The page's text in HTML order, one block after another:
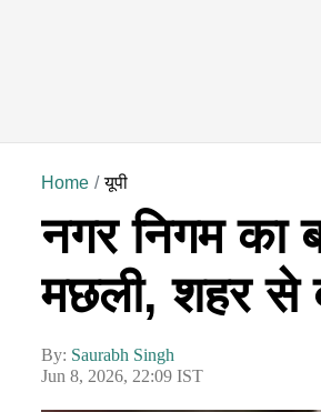
Home यूपी
नगर निगम का
मछली, शहर से
By: Saurabh Singh
Jun 8, 2026, 22:09 IST